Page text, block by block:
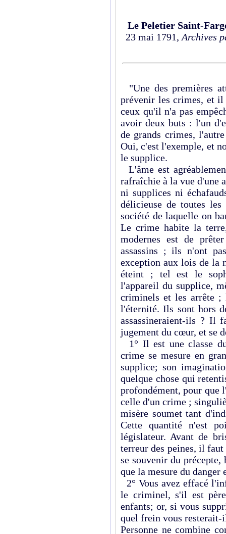
Le Peletier Saint-
23 mai 1791, Archives
"Une des premières
prévenir les crimes, et il
ceux qu'il n'a pas
avoir deux buts : l'un
de grands crimes,
Oui, c'est l'exemple, et
le supplice.
L'âme est
rafraîchie à la vue d'une
ni supplices ni
délicieuse de toutes
société de laquelle on
Le crime habite la
modernes est de
assassins ; ils n'ont
exception aux lois de la
éteint ; tel est le
l'appareil du supplice,
criminels et les arrête ;
l'éternité. Ils sont hors
assassineraient-ils ? Il
jugement du cœur, et se
1° Il est une classe
crime se mesure en
supplice; son
quelque chose qui
profondément, pour que
celle d'un crime ;
misère soumet tant
Cette quantité n'est
législateur. Avant de
terreur des peines, il
se souvenir du
que la mesure du
2° Vous avez effacé
le criminel, s'il est
enfants; or, si vous
quel frein vous resterait-
Personne ne combine